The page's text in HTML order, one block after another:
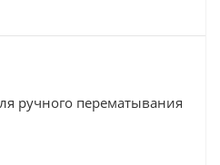
ручного перематывания